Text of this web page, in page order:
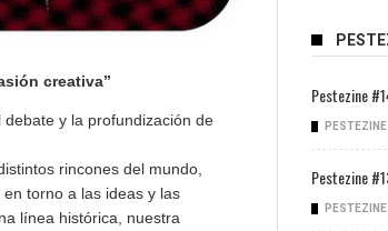
creativa”
y la profundización de
rincones del mundo,
torno a las ideas y las
línea histórica, nuestra
Pestezine
PESTEZINE
Pestezine
PESTEZINE